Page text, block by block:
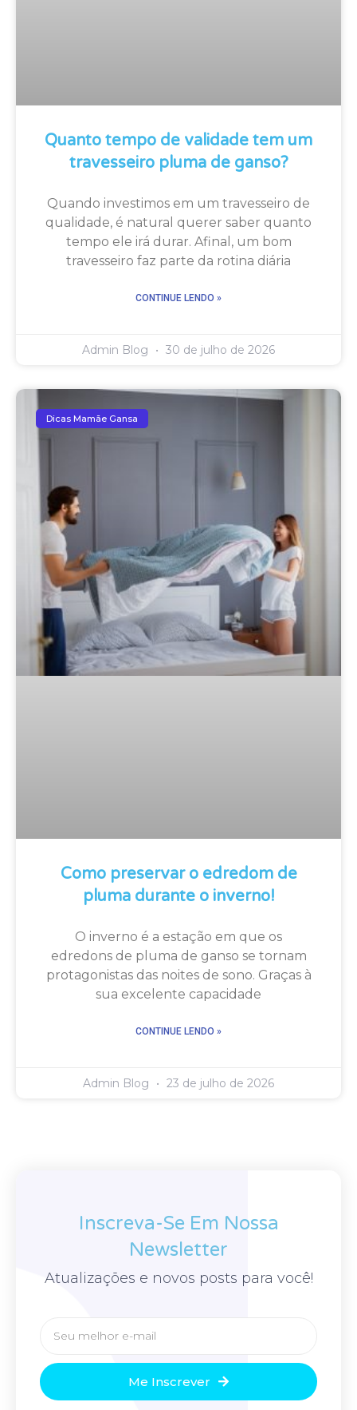
Quanto tempo de validade tem um
travesseiro pluma de ganso?
Quando investimos em um travesseiro de
qualidade, é natural querer saber quanto
tempo ele irá durar. Afinal, um bom
travesseiro faz parte da rotina diária
CONTINUE LENDO »
Admin Blog 30 de julho de 2026
Dicas Mamãe Gansa
Como preservar o edredom de
pluma durante o inverno!
O inverno é a estação em que os
edredons de pluma de ganso se tornam
protagonistas das noites de sono. Graças à
sua excelente capacidade
CONTINUE LENDO »
Admin Blog 23 de julho de 2026
Inscreva-Se Em Nossa
Newsletter
Atualizações e novos posts para você!
Me Inscrever